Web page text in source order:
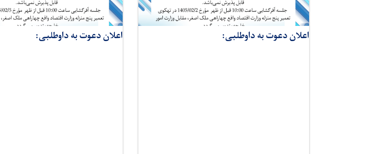
اعلان دعوت به داوطلبی: اعلان دعوت به داوطلبی: